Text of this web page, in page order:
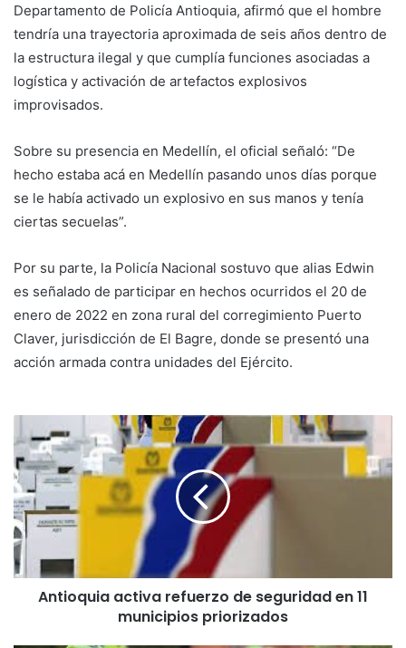
Departamento de Policía Antioquia, afirmó que el hombre
tendría una trayectoria aproximada de seis años dentro de
la estructura ilegal y que cumplía funciones asociadas a
logística y activación de artefactos explosivos
improvisados.
Sobre su presencia en Medellín, el oficial señaló: “De
hecho estaba acá en Medellín pasando unos días porque
se le había activado un explosivo en sus manos y tenía
ciertas secuelas”.
Por su parte, la Policía Nacional sostuvo que alias Edwin
es señalado de participar en hechos ocurridos el 20 de
enero de 2022 en zona rural del corregimiento Puerto
Claver, jurisdicción de El Bagre, donde se presentó una
acción armada contra unidades del Ejército.
Antioquia activa refuerzo de seguridad en 11
municipios priorizados